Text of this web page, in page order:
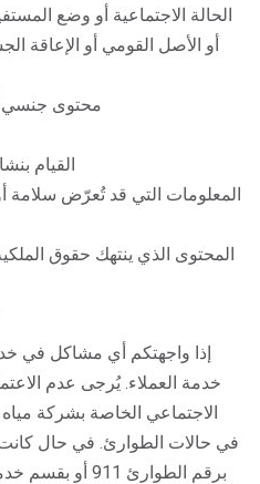
الحالة الاجتماعية أو وضع
أو الأصل القومي أو الإعاقة
محتوى جنسي
القيام
المعلومات التي قد تُعرّض سلامة أو
المحتوى الذي ينتهك حقوق
إذا واجهتكم أي مشاكل في
خدمة العملاء. يُرجى عدم
الاجتماعي الخاصة بشركة مياه
في حالات الطوارئ. في حال كانت
برقم الطوارئ 911